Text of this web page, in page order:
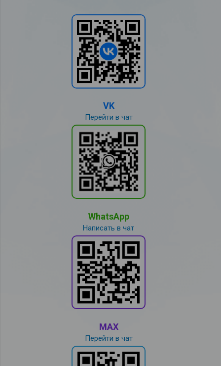
VK
Перейти в чат
WhatsApp
Написать в чат
MAX
Перейти в чат